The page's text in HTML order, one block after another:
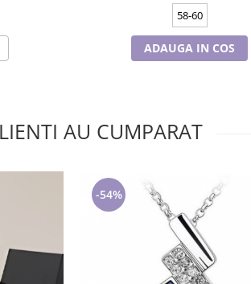
58-60
ADAUGA IN COS
AU CUMPARAT
-54%